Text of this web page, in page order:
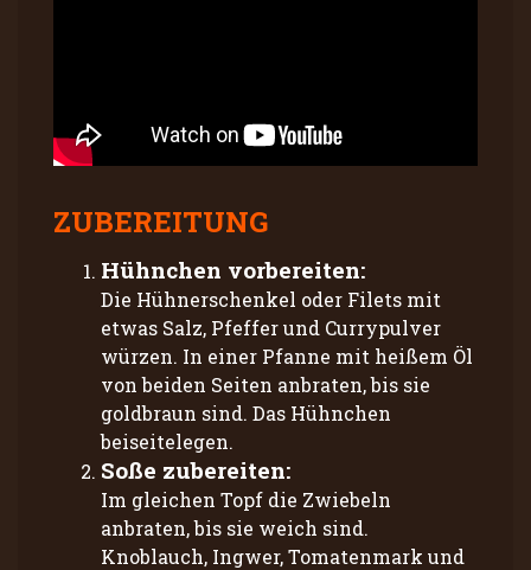
ZUBEREITUNG
Hühnchen vorbereiten:
Die Hühnerschenkel oder Filets mit
etwas Salz, Pfeffer und Currypulver
würzen. In einer Pfanne mit heißem Öl
von beiden Seiten anbraten, bis sie
goldbraun sind. Das Hühnchen
beiseitelegen.
Soße zubereiten:
Im gleichen Topf die Zwiebeln
anbraten, bis sie weich sind.
Knoblauch, Ingwer, Tomatenmark und